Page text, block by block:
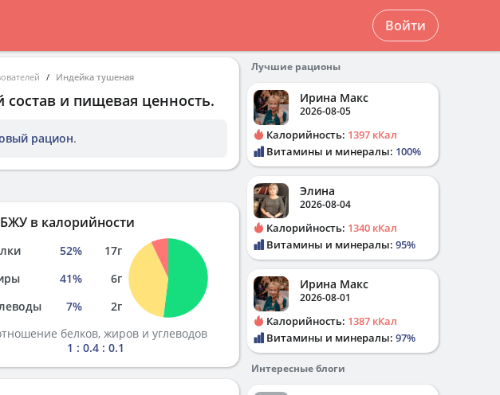
Войти
Индейка тушеная
состав и пищевая ценность.
рацион.
в калорийности
52% 17г
41% 6г
7% 2г
белков, жиров и углеводов
1 : 0.4 : 0.1
Лучшие рационы
Ирина Макс
2026-08-05
Калорийность: 1397 кКал
Витамины и минералы: 100%
Элина
2026-08-04
Калорийность: 1340 кКал
Витамины и минералы: 95%
Ирина Макс
2026-08-01
Калорийность: 1387 кКал
Витамины и минералы: 97%
Интересные блоги